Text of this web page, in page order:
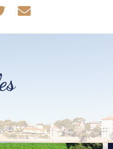
sur Facebook
Partager sur Twitter
Partager par mail